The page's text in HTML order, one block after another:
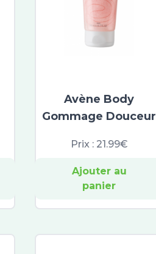
Avène Body
Gommage Douceur
Prix : 21.99€
Ajouter au
panier